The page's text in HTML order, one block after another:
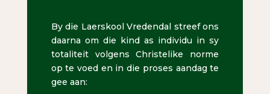
By die Laerskool Vredendal streef ons
daarna om die kind as individu in sy
totaliteit volgens Christelike norme
op te voed en in die proses aandag te
gee aan: